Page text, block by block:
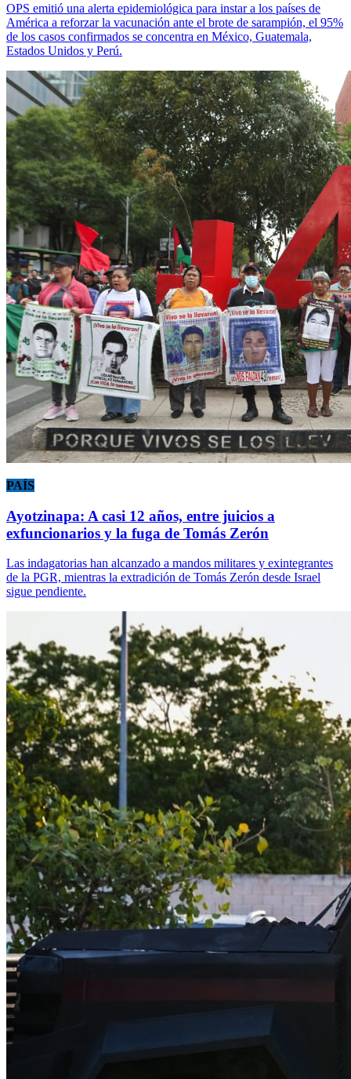
OPS emitió una alerta epidemiológica para instar a los países de
América a reforzar la vacunación ante el brote de sarampión, el 95%
de los casos confirmados se concentra en México, Guatemala,
Estados Unidos y Perú.
PAÍS
Ayotzinapa: A casi 12 años, entre juicios a
exfuncionarios y la fuga de Tomás Zerón
Las indagatorias han alcanzado a mandos militares y exintegrantes
de la PGR, mientras la extradición de Tomás Zerón desde Israel
sigue pendiente.